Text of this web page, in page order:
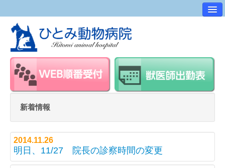
病院案内
交通アクセス
ワンポイントアドバイス
スタッフ紹介
求人・採用情報
新着情報
2014.11.26
明日、11/27 院長の診察時間の変更